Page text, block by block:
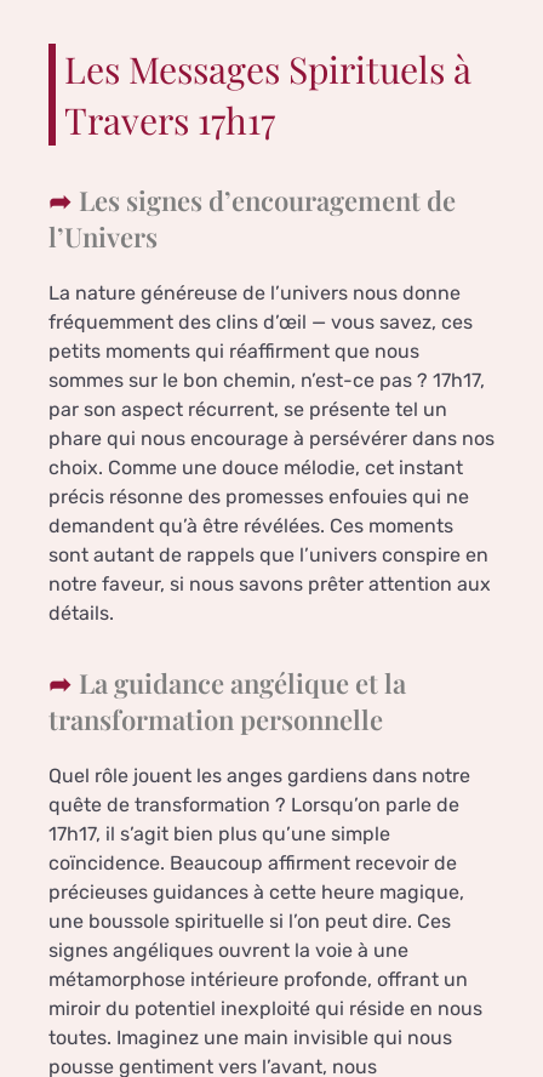
Les Messages Spirituels à
Travers 17h17
Les signes d’encouragement de
l’Univers
La nature généreuse de l’univers nous donne
fréquemment des clins d’œil — vous savez, ces
petits moments qui réaffirment que nous
sommes sur le bon chemin, n’est-ce pas ? 17h17,
par son aspect récurrent, se présente tel un
phare qui nous encourage à persévérer dans nos
choix. Comme une douce mélodie, cet instant
précis résonne des promesses enfouies qui ne
demandent qu’à être révélées. Ces moments
sont autant de rappels que l’univers conspire en
notre faveur, si nous savons prêter attention aux
détails.
La guidance angélique et la
transformation personnelle
Quel rôle jouent les anges gardiens dans notre
quête de transformation ? Lorsqu’on parle de
17h17, il s’agit bien plus qu’une simple
coïncidence. Beaucoup affirment recevoir de
précieuses guidances à cette heure magique,
une boussole spirituelle si l’on peut dire. Ces
signes angéliques ouvrent la voie à une
métamorphose intérieure profonde, offrant un
miroir du potentiel inexploité qui réside en nous
toutes. Imaginez une main invisible qui nous
pousse gentiment vers l’avant, nous